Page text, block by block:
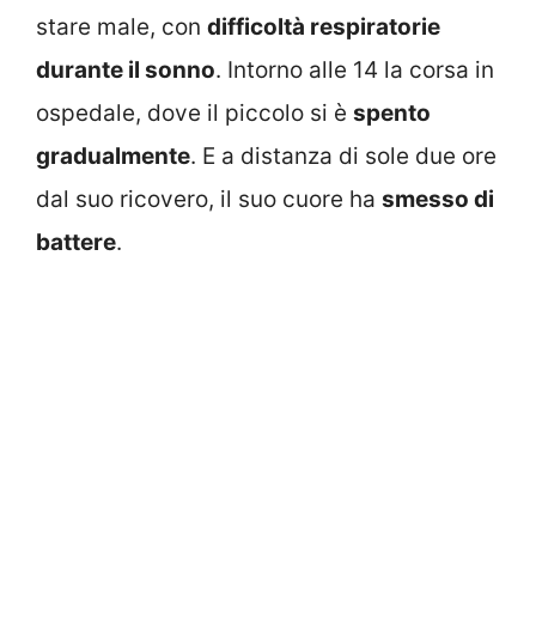
stare male, con difficoltà respiratorie
durante il sonno. Intorno alle 14 la corsa in
ospedale, dove il piccolo si è spento
gradualmente. E a distanza di sole due ore
dal suo ricovero, il suo cuore ha smesso di
battere.